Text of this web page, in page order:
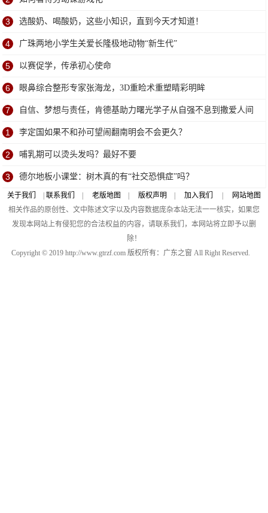
3 选酸奶、喝酸奶，这些小知识，直到今天才知道！
4 广珠两地小学生关爱长隆极地动物“新生代”
5 以赛促学，传承初心使命
6 眼鼻综合整形专家张海龙，3D重睑术重塑睛彩明眸
7 自信、梦想与责任，肯德基助力曙光学子从自强不息到撒爱人间
1 李定国如果不和孙可望闹翻南明会不会更久？
2 哺乳期可以烫头发吗？最好不要
3 德尔地板小课堂：树木真的有“社交恐惧症”吗？
关于我们 联系我们 老版地图 版权声明 加入我们
网站地图
相关作品的原创性、文中陈述文字以及内容数据庞杂本站无法一一核实，如果您
发现本网站上有侵犯您的合法权益的内容，请联系我们，本网站将立即予以删
除！
Copyright © 2019 http://www.gtrzf.com 版权所有：广东之窗 All Right Reserved.